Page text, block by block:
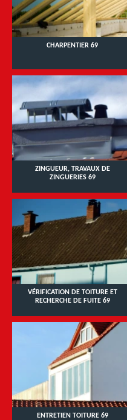
CHARPENTIER 69
ZINGUEUR, TRAVAUX DE
ZINGUERIES 69
VÉRIFICATION DE TOITURE ET
RECHERCHE DE FUITE 69
ENTRETIEN TOITURE 69